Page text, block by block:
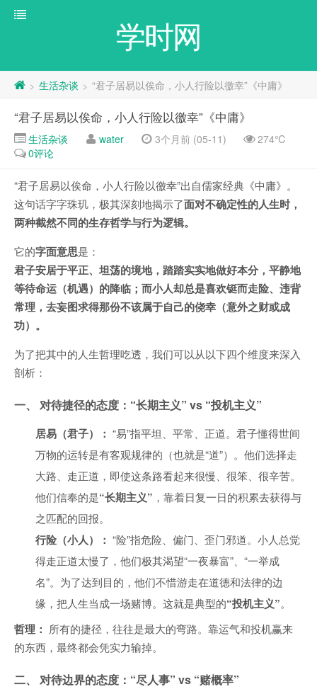
学时网
> 生活杂谈 > “君子居易以俟命，小人行险以徼幸”《中庸》
“君子居易以俟命，小人行险以徼幸”《中庸》
生活杂谈 water 3个月前 (05-11)
274℃
0评论
“君子居易以俟命，小人行险以徼幸”出自儒家经典《中庸》。
这句话字字珠玑，极其深刻地揭示了面对不确定性的人生时，
两种截然不同的生存哲学与行为逻辑。
它的字面意思是：
君子安居于平正、坦荡的境地，踏踏实实地做好本分，平静地
等待命运（机遇）的降临；而小人却总是喜欢铤而走险、违背
常理，去妄图求得那份不该属于自己的侥幸（意外之财或成
功）。
为了把其中的人生哲理吃透，我们可以从以下四个维度来深入
剖析：
一、 对待捷径的态度：“长期主义” vs “投机主义”
居易（君子）： “易”指平坦、平常、正道。君子懂得世间
万物的运转是有客观规律的（也就是“道”）。他们选择走
大路、走正道，即使这条路看起来很慢、很笨、很辛苦。
他们信奉的是“长期主义” ，靠着日复一日的积累去获得与
之匹配的回报。
行险（小人）： “险”指危险、偏门、歪门邪道。小人总觉
得走正道太慢了，他们极其渴望“一夜暴富”、“一举成
名”。为了达到目的，他们不惜游走在道德和法律的边
缘，把人生当成一场赌博。这就是典型的“投机主义”。
哲理： 所有的捷径，往往是最大的弯路。靠运气和投机赢来
的东西，最终都会凭实力输掉。
二、 对待边界的态度：“尽人事” vs “赌概率”